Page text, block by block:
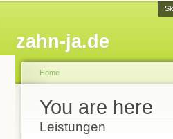
zahn-ja.de
You are here
Home
Leistungen